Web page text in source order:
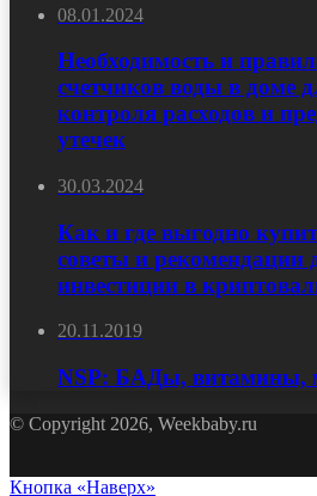
08.01.2024
Необходимость и
счетчиков воды в доме
контроля расходов и
утечек
30.03.2024
Как и где выгодно
советы и рекомендации
инвестиции в
20.11.2019
NSP: БАДы, витамины,
© Copyright 2026, Weekbaby.ru
Кнопка «Наверх»